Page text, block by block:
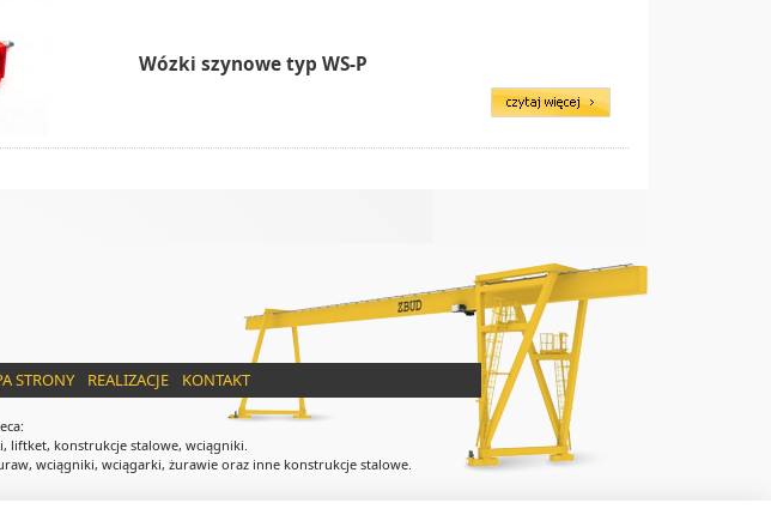
Wózki szynowe typ WS-P
STRONY REALIZACJE KONTAKT
liftket, konstrukcje stalowe, wciągniki.
wciągniki, wciągarki, żurawie oraz inne konstrukcje stalowe.